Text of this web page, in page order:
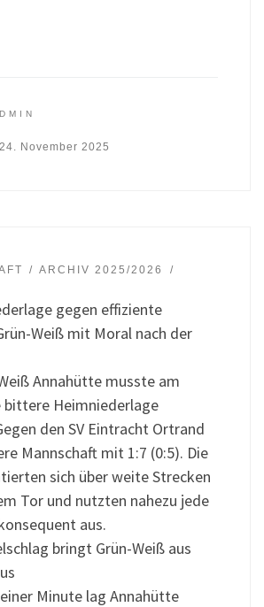
24. November 2025
ARCHIV 2025/2026
gegen effiziente
Weiß mit Moral nach der
Annahütte musste am
bittere Heimniederlage
den SV Eintracht Ortrand
Mannschaft mit 1:7 (0:5). Die
sich über weite Strecken
Tor und nutzten nahezu jede
aus.
bringt Grün-Weiß aus
Minute lag Annahütte